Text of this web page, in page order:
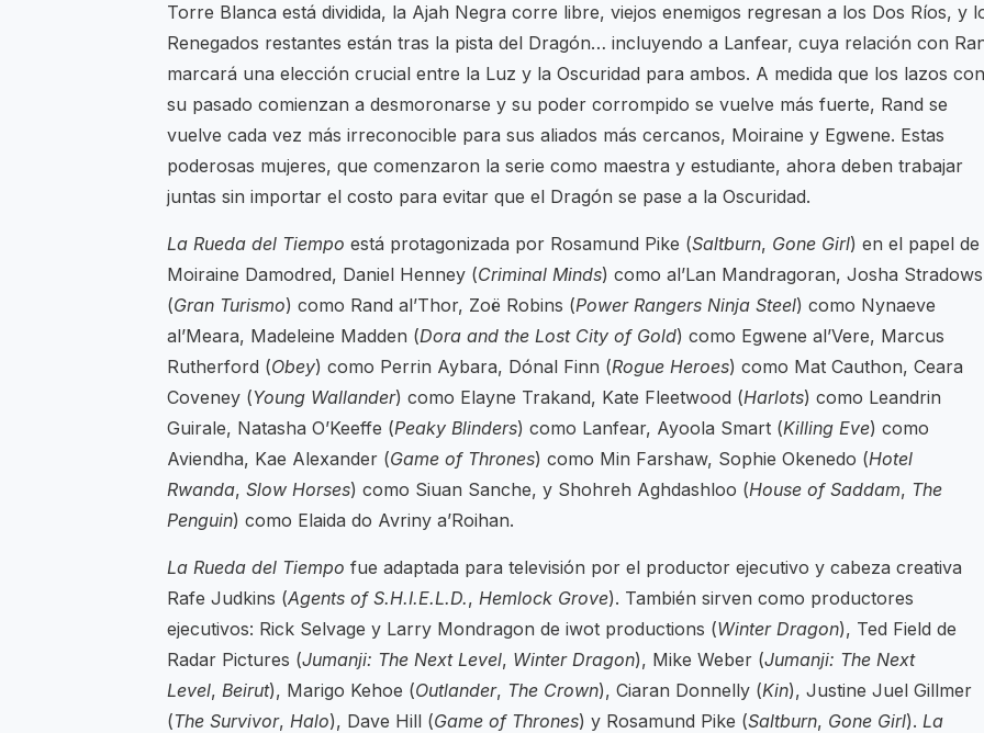
Torre Blanca está dividida, la Ajah Negra corre libre, viejos enemigos regresan a los Dos Ríos, y
Renegados restantes están tras la pista del Dragón… incluyendo a Lanfear, cuya relación con
marcará una elección crucial entre la Luz y la Oscuridad para ambos. A medida que los lazos con
su pasado comienzan a desmoronarse y su poder corrompido se vuelve más fuerte, Rand se
vuelve cada vez más irreconocible para sus aliados más cercanos, Moiraine y Egwene. Estas
poderosas mujeres, que comenzaron la serie como maestra y estudiante, ahora deben trabajar
juntas sin importar el costo para evitar que el Dragón se pase a la Oscuridad.
La Rueda del Tiempo está protagonizada por Rosamund Pike (Saltburn, Gone Girl) en el papel de
Moiraine Damodred, Daniel Henney (Criminal Minds) como al’Lan Mandragoran, Josha
(Gran Turismo) como Rand al’Thor, Zoë Robins (Power Rangers Ninja Steel) como Nynaeve
al’Meara, Madeleine Madden (Dora and the Lost City of Gold) como Egwene al’Vere, Marcus
Rutherford (Obey) como Perrin Aybara, Dónal Finn (Rogue Heroes) como Mat Cauthon, Ceara
Coveney (Young Wallander) como Elayne Trakand, Kate Fleetwood (Harlots) como Leandrin
Guirale, Natasha O’Keeffe (Peaky Blinders) como Lanfear, Ayoola Smart (Killing Eve) como
Aviendha, Kae Alexander (Game of Thrones) como Min Farshaw, Sophie Okenedo (Hotel
Rwanda, Slow Horses) como Siuan Sanche, y Shohreh Aghdashloo (House of Saddam, The
Penguin) como Elaida do Avriny a’Roihan.
La Rueda del Tiempo fue adaptada para televisión por el productor ejecutivo y cabeza creativa
Rafe Judkins (Agents of S.H.I.E.L.D., Hemlock Grove). También sirven como productores
ejecutivos: Rick Selvage y Larry Mondragon de iwot productions (Winter Dragon), Ted Field de
Radar Pictures (Jumanji: The Next Level, Winter Dragon), Mike Weber (Jumanji: The Next
Level, Beirut), Marigo Kehoe (Outlander, The Crown), Ciaran Donnelly (Kin), Justine Juel Gillmer
(The Survivor, Halo), Dave Hill (Game of Thrones) y Rosamund Pike (Saltburn, Gone Girl). La